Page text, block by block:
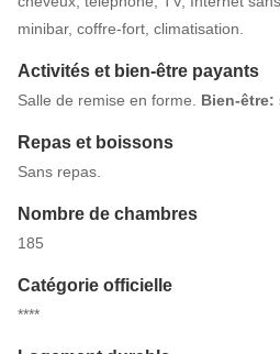
minibar, coffre-fort, climatisation.
Activités et bien-être payants
Salle de remise en forme. Bien-être:
Repas et boissons
Sans repas.
Nombre de chambres
185
Catégorie officielle
****